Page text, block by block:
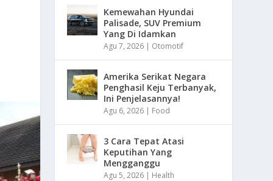
Kemewahan Hyundai
Palisade, SUV Premium
Yang Di Idamkan
Agu 7, 2026 | Otomotif
Amerika Serikat Negara
Penghasil Keju Terbanyak,
Ini Penjelasannya!
Agu 6, 2026 | Food
3 Cara Tepat Atasi
Keputihan Yang
Mengganggu
Agu 5, 2026 | Health